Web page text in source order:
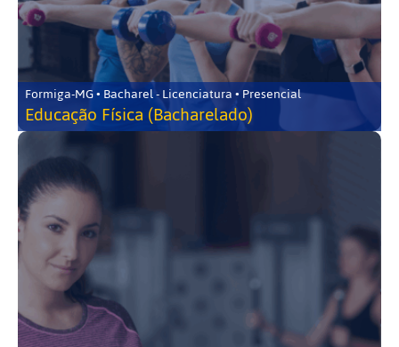
Formiga-MG • Bacharel - Licenciatura • Presencial
Educação Física (Bacharelado)